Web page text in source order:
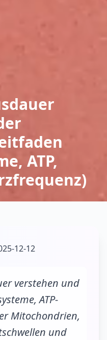
ATP,
12-12
verstehen und
ATP-
Mitochondrien,
und